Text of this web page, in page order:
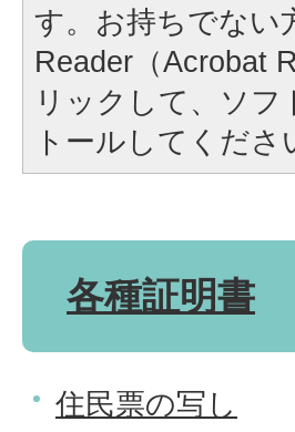
す。お持ちでない
Reader（Acrobat
リックして、ソ
トールしてくださ
各種証明書
住民票の写し